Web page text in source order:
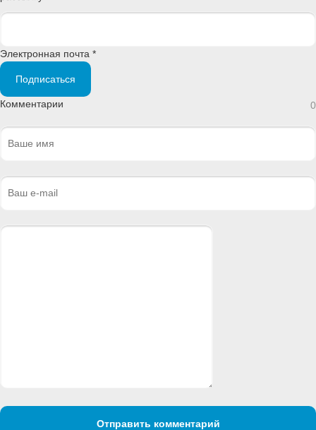
Электронная почта *
Подписаться
Комментарии 0
Отправить комментарий